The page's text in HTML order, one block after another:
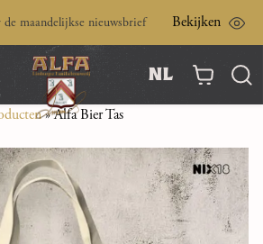
maandelijkse nieuwsbrief Bekijken
nl
»Alfa Bier Tas